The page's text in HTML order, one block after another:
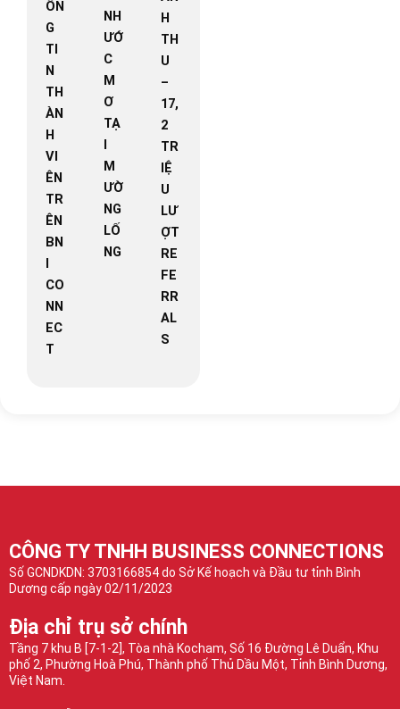
ÔN
G
TI
N
TH
ÀN
H
VI
ÊN
TR
ÊN
BN
I
CO
NN
EC
T
NH
ƯỚ
C
M
Ơ
TẠ
I
M
ƯỜ
NG
LỐ
NG
H
TH
U
–
17,
2
TR
IỆ
U
LƯ
ỢT
RE
FE
RR
AL
S
CÔNG TY TNHH BUSINESS CONNECTIONS
Số GCNDKDN: 3703166854 do Sở Kế hoạch và Đầu tư tỉnh Bình
Dương cấp ngày 02/11/2023
Địa chỉ trụ sở chính
Tầng 7 khu B [7-1-2], Tòa nhà Kocham, Số 16 Đường Lê Duẩn, Khu
phố 2, Phường Hoà Phú, Thành phố Thủ Dầu Một, Tỉnh Bình Dương,
Việt Nam.